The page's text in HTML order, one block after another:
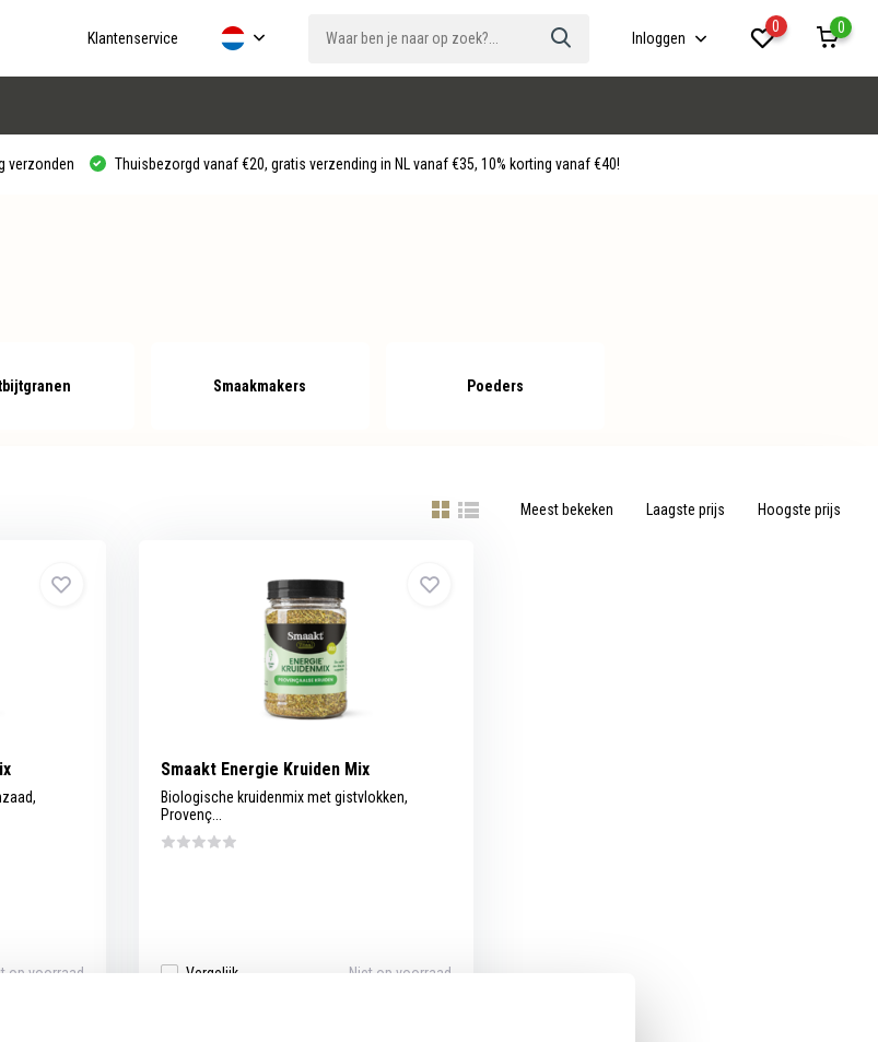
Klantenservice Inloggen
0
0
verzonden Thuisbezorgd vanaf €20, gratis verzending in NL vanaf €35, 10% korting vanaf €40!
Smaakmakers Poeders
Meest bekeken Laagste prijs Hoogste prijs
op voorraad
Smaakt Energie Kruiden Mix
Biologische kruidenmix met gistvlokken,
Provenç...
Vergelijk Niet op voorraad